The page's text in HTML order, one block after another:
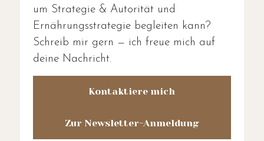
um Strategie & Autorität und
Ernährungsstrategie begleiten kann?
Schreib mir gern — ich freue mich auf
deine Nachricht.
Kontaktiere mich
Zur Newsletter-Anmeldung